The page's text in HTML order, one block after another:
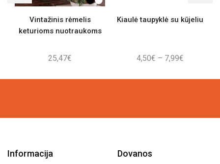
Vintažinis rėmelis
keturioms nuotraukoms
25,47€
Kiaulė taupyklė su kūjeliu
4,50€ – 7,99€
4,50€
Informacija Dovanos